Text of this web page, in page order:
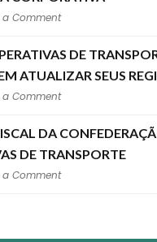
a Comment
DE
ATUALIZAR SEUS
a Comment
DA
DE TRANSPORTE
a Comment